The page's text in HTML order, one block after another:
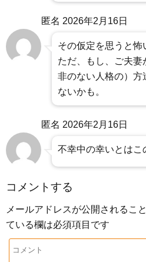
匿名 2026年2月16日
その仮定を思うと怖
ただ、もし、ご夫
非のない人格の）方
ないかも。
匿名 2026年2月16日
不幸中の幸いとはこ
コメントする
メールアドレスが公開されるこ
ている欄は必須項目です